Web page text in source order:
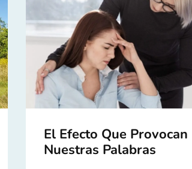
El Efecto Que Provocan
Nuestras Palabras